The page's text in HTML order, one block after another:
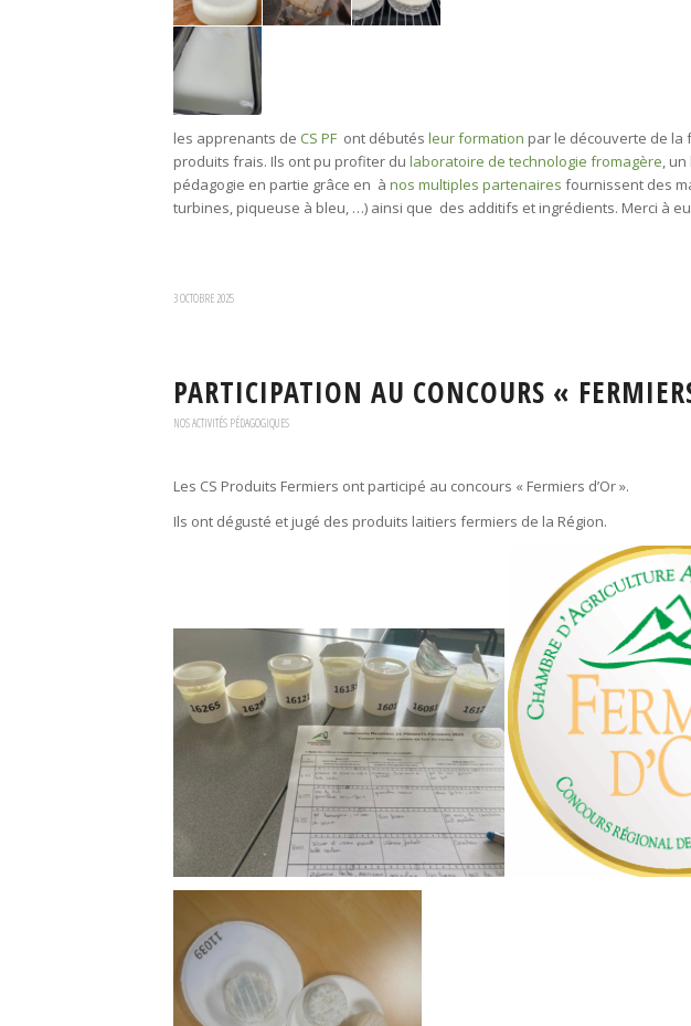
les apprenants de CS PF ont débutés leur formation par le découverte de
produits frais. Ils ont pu profiter du laboratoire de technologie fromagère,
pédagogie en partie grâce en à nos multiples partenaires fournissent des
turbines, piqueuse à bleu, …) ainsi que des additifs et ingrédients. Merci à
3 OCTOBRE 2025
PARTICIPATION AU CONCOURS «
NOS ACTIVITÉS PÉDAGOGIQUES
Les CS Produits Fermiers ont participé au concours « Fermiers d’Or ».
Ils ont dégusté et jugé des produits laitiers fermiers de la Région.